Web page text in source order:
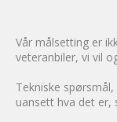
Vår målsetting er
veteranbiler, vi vil
Tekniske
uansett hva det er,